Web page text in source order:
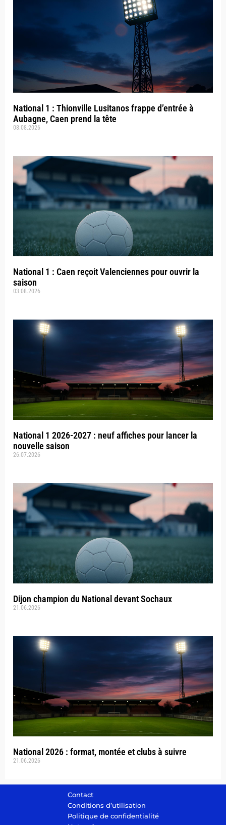
National 1 : Thionville Lusitanos frappe d’entrée à
Aubagne, Caen prend la tête
08.08.2026
National 1 : Caen reçoit Valenciennes pour ouvrir la
saison
03.08.2026
National 1 2026-2027 : neuf affiches pour lancer la
nouvelle saison
26.07.2026
Dijon champion du National devant Sochaux
21.06.2026
National 2026 : format, montée et clubs à suivre
21.06.2026
Contact
Conditions d’utilisation
Politique de confidentialité